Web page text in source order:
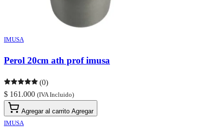
IMUSA
Perol 20cm ath prof imusa
(0)
$ 161.000 (IVA Incluido)
Agregar al carrito Agregar
IMUSA